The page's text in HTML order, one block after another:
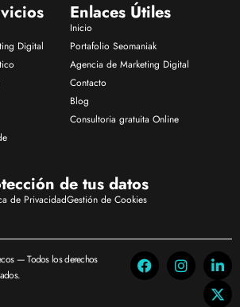
Digital
Enlaces Útiles
Inicio
Portafolio Seomaniak
Agencia de Marketing Digital
Contacto
Blog
Consultoria gratuita Online
de tus datos
de PrivacidadGestión de Cookies
— Todos los derechos